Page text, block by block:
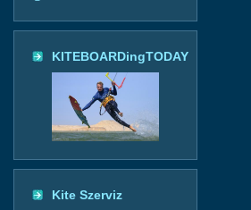
KITEBOARDingTODAY
Kite Szerviz